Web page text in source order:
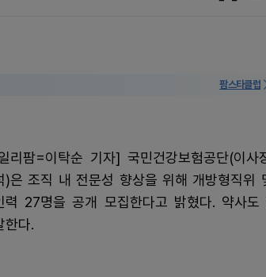
팜스타클럽
리팜=이탁순 기자] 국민건강보험공단(이사
)은 조직 내 전문성 향상을 위해 개방형직위
력 27명을 공개 모집한다고 밝혔다. 약사도
한다.